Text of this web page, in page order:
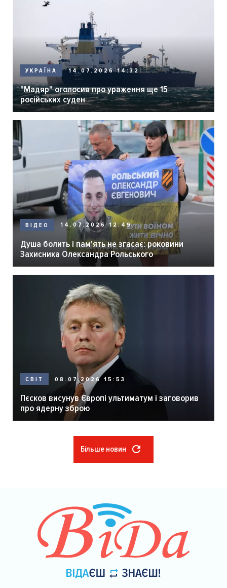
УКРАЇНА 14.07.2026 14:32
"Мадяр" оголосив про ураження ще 15
російських суден
ВІДЕО 14.07.2026 12:49
Душа болить і пам'ять не згасає: роковини
Захисника Олександра Рольського
СВІТ 08.07.2026 15:53
Пєсков висунув Європі ультиматум і заговорив
про ядерну зброю
Більше новин